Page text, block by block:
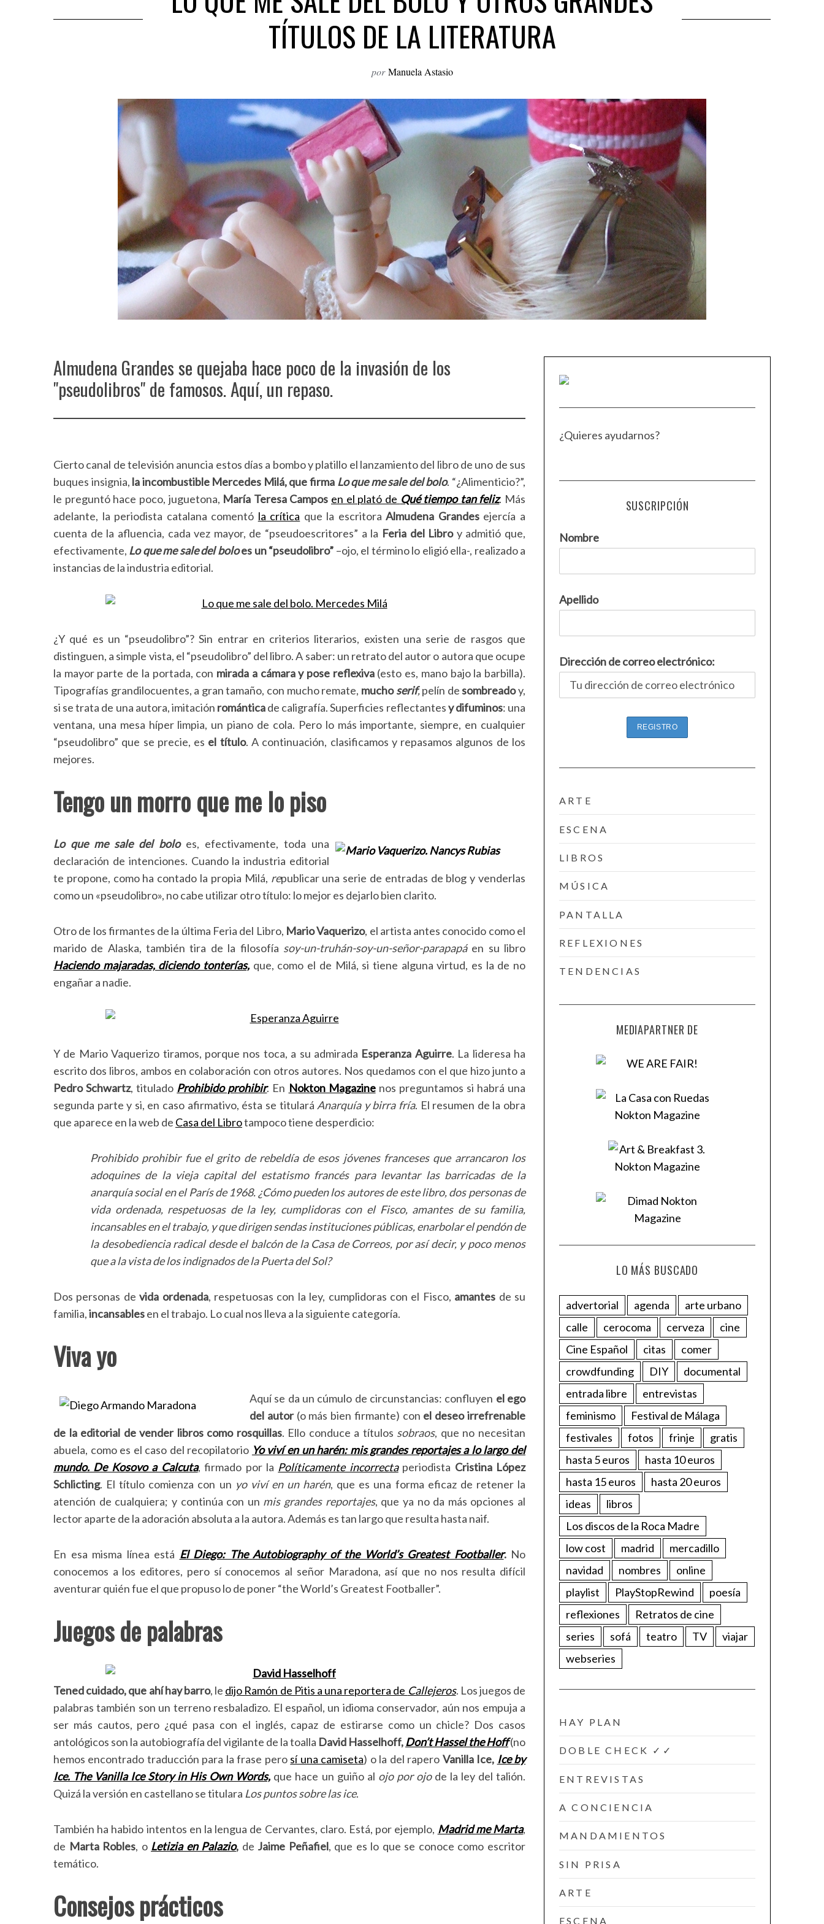
TÍTULOS DE LA LITERATURA
por Manuela Astasio
Almudena Grandes se quejaba hace poco de la invasión de los
"pseudolibros" de famosos. Aquí, un repaso.
Cierto canal de televisión anuncia estos días a bombo y platillo el lanzamiento del libro de uno de sus
buques insignia, la incombustible Mercedes Milá, que firma Lo que me sale del bolo. “¿Alimenticio?”,
le preguntó hace poco, juguetona, María Teresa Campos en el plató de Qué tiempo tan feliz. Más
adelante, la periodista catalana comentó la crítica que la escritoraAlmudena Grandesejercía a
cuenta de la afluencia, cada vez mayor, de “pseudoescritores” a la Feria del Libro y admitió que,
efectivamente, Lo que me sale del boloes un “pseudolibro” –ojo, el término lo eligió ella-, realizado a
instancias de la industria editorial.
¿Y qué es un “pseudolibro”? Sin entrar en criterios literarios, existen una serie de rasgos que
distinguen, a simple vista, el “pseudolibro” del libro. A saber: un retrato del autor o autora que ocupe
la mayor parte de la portada, con mirada a cámara y pose reflexiva(esto es, mano bajo la barbilla).
Tipografías grandilocuentes, a gran tamaño, con mucho remate, muchoserif,pelín desombreadoy,
si se trata de una autora, imitación románticade caligrafía. Superficies reflectantesy difuminos: una
ventana, una mesa híper limpia, un piano de cola. Pero lo más importante, siempre, en cualquier
“pseudolibro” que se precie, es el título. A continuación, clasificamos y repasamos algunos de los
mejores.
Tengo un morro que me lo piso
Lo que me sale del boloes, efectivamente, toda una
declaración de intenciones. Cuando la industria editorial
te propone, como ha contado la propia Milá, republicar una serie de entradas de blog y venderlas
como un «pseudolibro», no cabe utilizar otro título: lo mejor es dejarlo bien clarito.
Otro de los firmantes de la última Feria del Libro, Mario Vaquerizo, el artista antes conocido como el
marido de Alaska, también tira de la filosofía soy-un-truhán-soy-un-señor-parapapáen su libro
Haciendo majaradas, diciendo tonterías, que, como el de Milá, si tiene alguna virtud, es la de no
engañar a nadie.
Y de Mario Vaquerizo tiramos, porque nos toca, a su admirada Esperanza Aguirre. La lideresa ha
escrito dos libros, ambos en colaboración con otros autores. Nos quedamos con el que hizo junto a
Pedro Schwartz, titulado Prohibido prohibir. En Nokton Magazinenos preguntamos si habrá una
segunda parte y si, en caso afirmativo, ésta se titulará Anarquía y birra fría. El resumen de la obra
que aparece en la web de Casa del Librotampoco tiene desperdicio:
Prohibido prohibir fue el grito de rebeldía de esos jóvenes franceses que arrancaron los
adoquines de la vieja capital del estatismo francés para levantar las barricadas de la
anarquía social en el París de 1968. ¿Cómo pueden los autores de este libro, dos personas de
vida ordenada, respetuosas de la ley, cumplidoras con el Fisco, amantes de su familia,
incansables en el trabajo, y que dirigen sendas instituciones públicas, enarbolar el pendón de
la desobediencia radical desde el balcón de la Casa de Correos, por así decir, y poco menos
que a la vista de los indignados de la Puerta del Sol?
Dos personas devida ordenada, respetuosas con la ley, cumplidoras con el Fisco, amantes de su
familia,incansablesen el trabajo. Lo cual nos lleva a la siguiente categoría.
Viva yo
Aquí se da un cúmulo de circunstancias: confluyen el ego
del autor(o más bien firmante) con el deseo irrefrenable
de la editorial de vender libros como rosquillas. Ello conduce a títulos sobraos, que no necesitan
abuela, como es el caso del recopilatorio Yo viví en un harén: mis grandes reportajes a lo largo del
mundo. De Kosovo a Calcuta, firmado por la Políticamente incorrectaperiodista Cristina López
Schlicting. El título comienza con un yo viví en un harén, que es una forma eficaz de retener la
atención de cualquiera; y continúa con un mis grandes reportajes, que ya no da más opciones al
lector aparte de la adoración absoluta a la autora. Además es tan largo que resulta hasta naif.
En esa misma línea está El Diego: The Autobiography of the World’s Greatest Footballer.No
conocemos a los editores, pero sí conocemos al señor Maradona, así que no nos resulta difícil
aventurar quién fue el que propuso lo de poner “the World’s Greatest Footballer”.
Juegos de palabras
Tened cuidado, que ahí hay barro, le dijo Ramón de Pitis a una reportera de Callejeros. Los juegos de
palabras también son un terreno resbaladizo. El español, un idioma conservador, aún nos empuja a
ser más cautos, pero ¿qué pasa con el inglés, capaz de estirarse como un chicle? Dos casos
antológicos son la autobiografía del vigilante de la toalla David Hasselhoff,Don’t Hassel the Hoff(no
hemos encontrado traducción para la frase pero sí una camiseta) o la del rapero Vanilla Ice, Ice by
Ice. The Vanilla Ice Story in His Own Words, que hace un guiño al ojo por ojode la ley del talión.
Quizá la versión en castellano se titulara Los puntos sobre las ice.
También ha habido intentos en la lengua de Cervantes, claro. Está, por ejemplo, Madrid me Marta,
de Marta Robles, o Letizia en Palazio, de Jaime Peñafiel, que es lo que se conoce como escritor
temático.
Consejos prácticos
¿Quieres ayudarnos?
SUSCRIPCIÓN
Nombre
Apellido
Dirección de correo electrónico:
ARTE
ESCENA
LIBROS
MÚSICA
PANTALLA
REFLEXIONES
TENDENCIAS
MEDIAPARTNER DE
LO MÁS BUSCADO
advertorial agenda
arte urbano
calle
cerocoma cerveza
cine
Cine Español
citas
comer
crowdfunding
DIY
documental
entrada libre
entrevistas
feminismo
Festival de Málaga
festivales
fotos frinje
gratis
hasta 5 euros
hasta 10 euros
hasta 15 euros
hasta 20 euros
ideas
libros
Los discos de la Roca Madre
low cost
madrid
mercadillo
navidad
nombres
online
playlist
PlayStopRewind
poesía
reflexiones
Retratos de cine
series
sofá teatro TV
viajar
webseries
HAY PLAN
DOBLE CHECK ✓✓
ENTREVISTAS
A CONCIENCIA
MANDAMIENTOS
SIN PRISA
ARTE
ESCENA
S
e
r
h
f
o